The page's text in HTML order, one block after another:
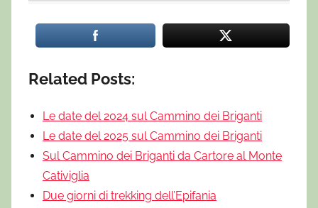
Related Posts:
Le date del 2024 sul Cammino dei Briganti
Le date del 2025 sul Cammino dei Briganti
Sul Cammino dei Briganti da Cartore al Monte
Cativiglia
Due giorni di trekking dell’Epifania